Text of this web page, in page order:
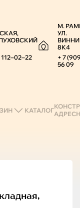
М.
УЛ.
8К4
+ 7
56 09
КАТАЛОГ